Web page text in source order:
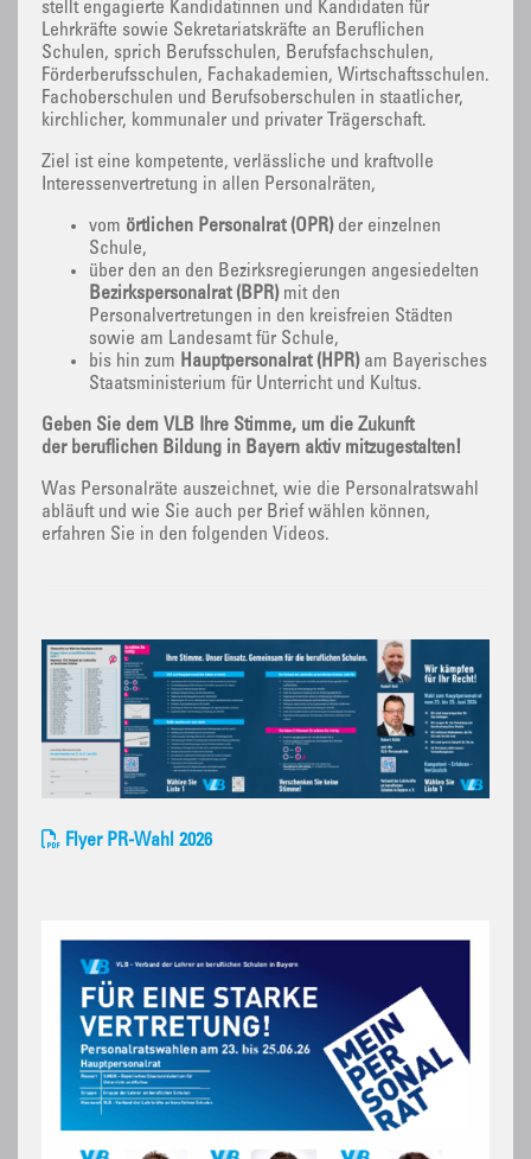
stellt engagierte Kandidatinnen und Kandidaten für
Lehrkräfte sowie Sekretariatskräfte an Beruflichen
Schulen, sprich Berufsschulen, Berufsfachschulen,
Förderberufsschulen, Fachakademien, Wirtschaftsschulen.
Fachoberschulen und Berufsoberschulen in staatlicher,
kirchlicher, kommunaler und privater Trägerschaft.
Ziel ist eine kompetente, verlässliche und kraftvolle
Interessenvertretung in allen Personalräten,
vom örtlichen Personalrat (ÖPR)der einzelnen
Schule,
über den an den Bezirksregierungen angesiedelten
Bezirkspersonalrat (BPR)mit den
Personalvertretungen in den kreisfreien Städten
sowie am Landesamt für Schule,
bis hin zum Hauptpersonalrat (HPR)am Bayerisches
Staatsministerium für Unterricht und Kultus.
Geben Sie dem VLB Ihre Stimme, um die Zukunft
der beruflichen Bildung in Bayern aktiv mitzugestalten!
Was Personalräte auszeichnet, wie die Personalratswahl
abläuft und wie Sie auch per Brief wählen können,
erfahren Sie in den folgenden Videos.
Flyer PR-Wahl 2026